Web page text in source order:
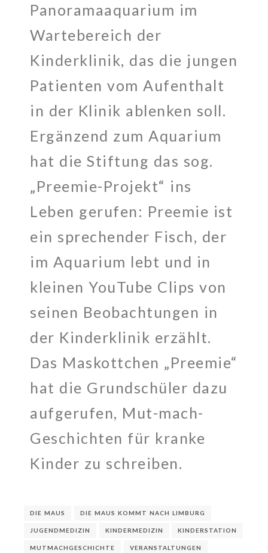
Panoramaaquarium im
Wartebereich der
Kinderklinik, das die jungen
Patienten vom Aufenthalt
in der Klinik ablenken soll.
Ergänzend zum Aquarium
hat die Stiftung das sog.
„Preemie-Projekt“ ins
Leben gerufen: Preemie ist
ein sprechender Fisch, der
im Aquarium lebt und in
kleinen YouTube Clips von
seinen Beobachtungen in
der Kinderklinik erzählt.
Das Maskottchen „Preemie“
hat die Grundschüler dazu
aufgerufen, Mut-mach-
Geschichten für kranke
Kinder zu schreiben.
DIE MAUS DIE MAUS KOMMT NACH LIMBURG
JUGENDMEDIZIN KINDERMEDIZIN KINDERSTATION
MUTMACHGESCHICHTE VERANSTALTUNGEN